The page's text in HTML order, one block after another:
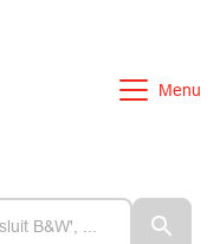
Menu